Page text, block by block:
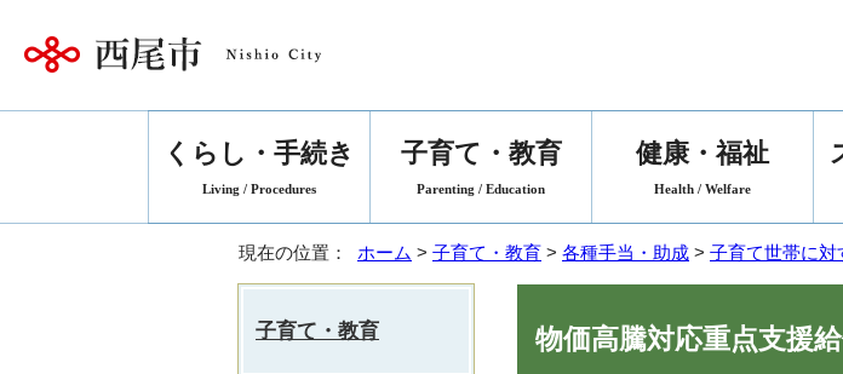
くらし・手続き
Living / Procedures
子育て・教育
Parenting / Education
健康・福祉
Health / Welfare
現在の位置： ホーム > 子育て・教育 > 各種手当・助成 > 子育て世帯に対
物価高騰対応重点支援
子育て・教育